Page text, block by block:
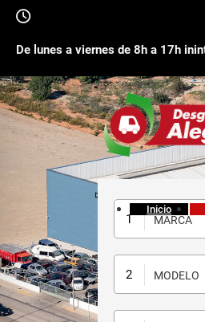
De lunes a viernes de 8h a 17h
Inicio
MARCA
MODELO